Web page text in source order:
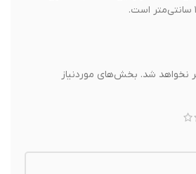
شد. بخش‌های موردنیاز